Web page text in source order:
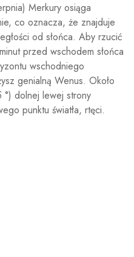
Merkury osiąga
co oznacza, że znajduje
od słońca. Aby rzucić
przed wschodem słońca
wschodniego
genialną Wenus. Około
°) dolnej lewej strony
punktu światła, rtęci.